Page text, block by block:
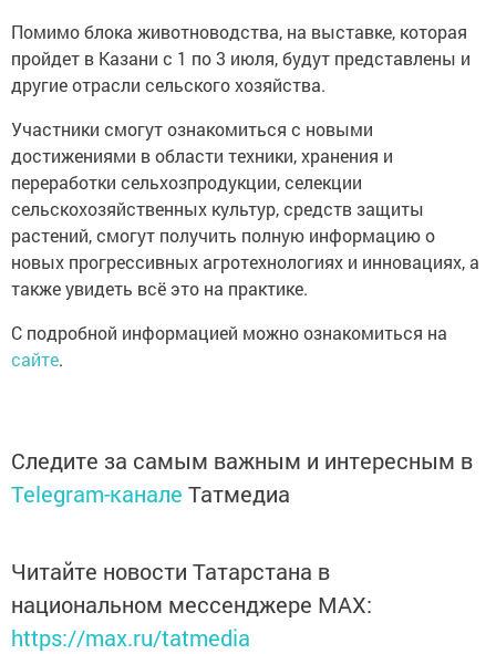
Помимо блока животноводства, на выставке, которая
пройдет в Казани с 1 по 3 июля, будут представлены и
другие отрасли сельского хозяйства.
Участники смогут ознакомиться с новыми
достижениями в области техники, хранения и
переработки сельхозпродукции, селекции
сельскохозяйственных культур, средств защиты
растений, смогут получить полную информацию о
новых прогрессивных агротехнологиях и инновациях, а
также увидеть всё это на практике.
С подробной информацией можно ознакомиться на
сайте.
Следите за самым важным и интересным в
Telegram-канале Татмедиа
Читайте новости Татарстана в
национальном мессенджере MАХ:
https://max.ru/tatmedia